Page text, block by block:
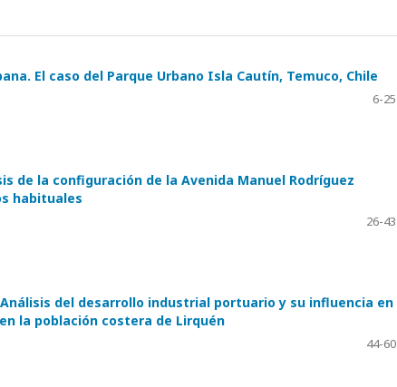
El caso del Parque Urbano Isla Cautín, Temuco, Chile
6-25
de la configuración de la Avenida Manuel Rodríguez
habituales
26-43
del desarrollo industrial portuario y su influencia en
la población costera de Lirquén
44-60